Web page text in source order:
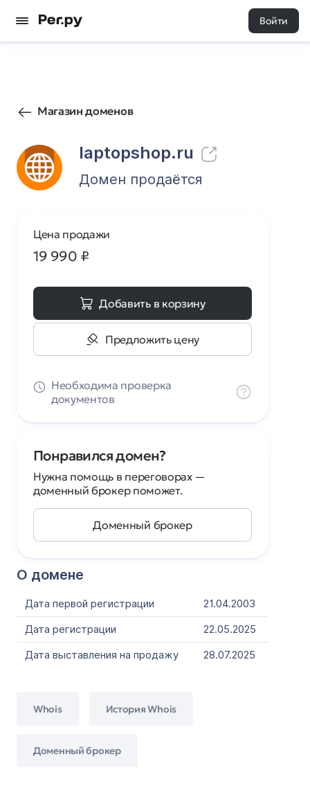
Войти
Магазин доменов
laptopshop.ru
34 0
Домен продаётся
О домене
Дата первой регистрации
21.04.2003
Дата регистрации
22.05.2025
Дата выставления на продажу
28.07.2025
Whois История Whois
Доменный брокер
Цена продажи
19 990 ₽
Добавить в корзину
Предложить цену
Необходима проверка
документов
Понравился домен?
Нужна помощь в переговорах —
доменный брокер поможет.
Доменный брокер